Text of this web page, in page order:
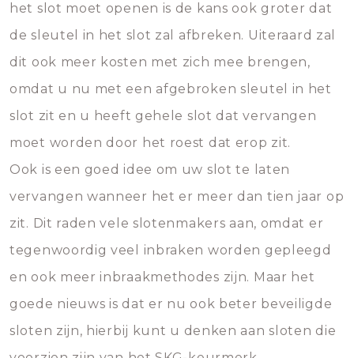
het slot moet openen is de kans ook groter dat
de sleutel in het slot zal afbreken. Uiteraard zal
dit ook meer kosten met zich mee brengen,
omdat u nu met een afgebroken sleutel in het
slot zit en u heeft gehele slot dat vervangen
moet worden door het roest dat erop zit.
Ook is een goed idee om uw slot te laten
vervangen wanneer het er meer dan tien jaar op
zit. Dit raden vele slotenmakers aan, omdat er
tegenwoordig veel inbraken worden gepleegd
en ook meer inbraakmethodes zijn. Maar het
goede nieuws is dat er nu ook beter beveiligde
sloten zijn, hierbij kunt u denken aan sloten die